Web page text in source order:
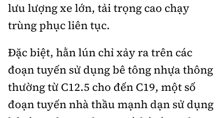
lưu lượng xe lớn, tải trọng cao chạy
trùng phục liên tục.
Đặc biệt, hằn lún chỉ xảy ra trên các
đoạn tuyến sử dụng bê tông nhựa thông
thường từ C12.5 cho đến C19, một số
đoạn tuyến nhà thầu mạnh dạn sử dụng